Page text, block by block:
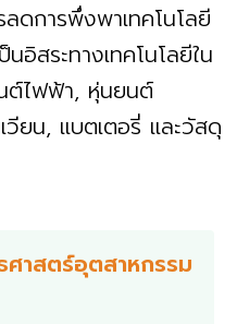
ดการพึ่งพาเทคโนโลยี
อิสระทางเทคโนโลยีใน
ต์ไฟฟ้า, หุ่นยนต์
ยน, แบตเตอรี่ และวัสดุ
ศาสตร์อุตสาหกรรม